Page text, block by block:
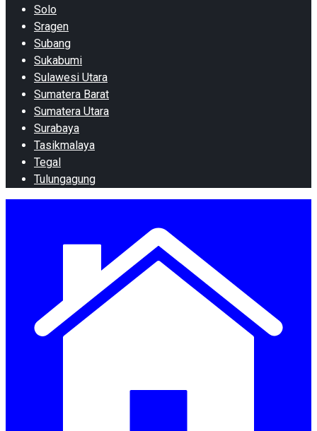
Solo
Sragen
Subang
Sukabumi
Sulawesi Utara
Sumatera Barat
Sumatera Utara
Surabaya
Tasikmalaya
Tegal
Tulungagung